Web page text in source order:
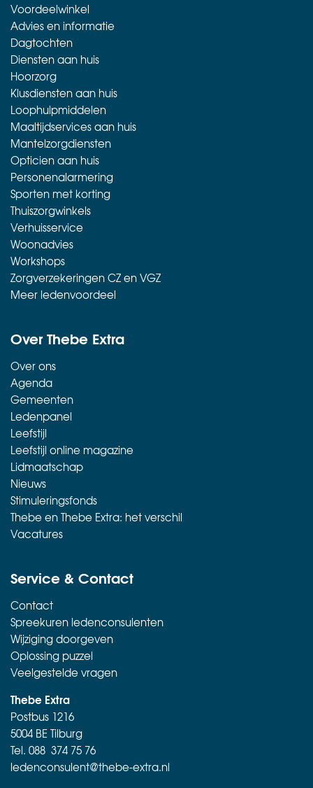
Voordeelwinkel
Advies en informatie
Dagtochten
Diensten aan huis
Hoorzorg
Klusdiensten aan huis
Loophulpmiddelen
Maaltijdservices aan huis
Mantelzorgdiensten
Opticien aan huis
Personenalarmering
Sporten met korting
Thuiszorgwinkels
Verhuisservice
Woonadvies
Workshops
Zorgverzekeringen CZ en VGZ
Meer ledenvoordeel
Over Thebe Extra
Over ons
Agenda
Gemeenten
Ledenpanel
Leefstijl
Leefstijl online magazine
Lidmaatschap
Nieuws
Stimuleringsfonds
Thebe en Thebe Extra: het verschil
Vacatures
Service & Contact
Contact
Spreekuren ledenconsulenten
Wijziging doorgeven
Oplossing puzzel
Veelgestelde vragen
Thebe Extra
Postbus 1216
5004 BE Tilburg
Tel. 088 374 75 76
ledenconsulent@thebe-extra.nl